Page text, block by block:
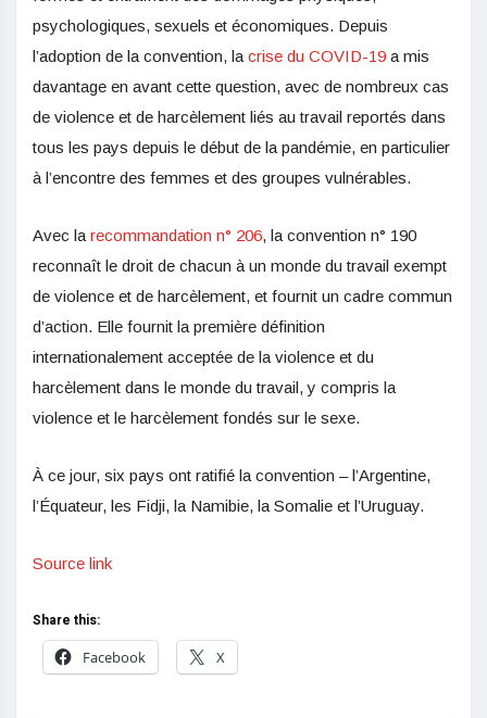
psychologiques, sexuels et économiques. Depuis
l’adoption de la convention, la crise du COVID-19 a mis
davantage en avant cette question, avec de nombreux cas
de violence et de harcèlement liés au travail reportés dans
tous les pays depuis le début de la pandémie, en particulier
à l’encontre des femmes et des groupes vulnérables.
Avec la recommandation n° 206, la convention n° 190
reconnaît le droit de chacun à un monde du travail exempt
de violence et de harcèlement, et fournit un cadre commun
d’action. Elle fournit la première définition
internationalement acceptée de la violence et du
harcèlement dans le monde du travail, y compris la
violence et le harcèlement fondés sur le sexe.
À ce jour, six pays ont ratifié la convention – l’Argentine,
l’Équateur, les Fidji, la Namibie, la Somalie et l’Uruguay.
Source link
Share this:
Facebook
X